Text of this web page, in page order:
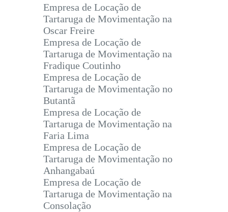
Empresa de Locação de
Tartaruga de Movimentação na
Oscar Freire
Empresa de Locação de
Tartaruga de Movimentação na
Fradique Coutinho
Empresa de Locação de
Tartaruga de Movimentação no
Butantã
Empresa de Locação de
Tartaruga de Movimentação na
Faria Lima
Empresa de Locação de
Tartaruga de Movimentação no
Anhangabaú
Empresa de Locação de
Tartaruga de Movimentação na
Consolação